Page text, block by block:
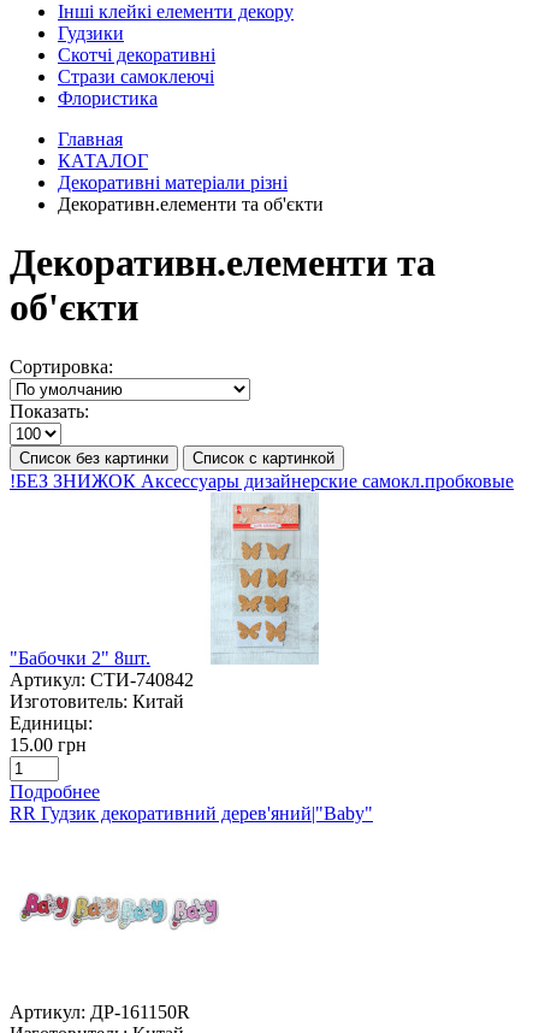
Інші клейкі елементи декору
Гудзики
Скотчі декоративні
Стрази самоклеючі
Флористика
Главная
КАТАЛОГ
Декоративні матеріали різні
Декоративн.елементи та об'єкти
Декоративн.елементи та
об'єкти
Сортировка:
Показать:
Список без картинки Список с картинкой
!БЕЗ ЗНИЖОК Аксессуары дизайнерские самокл.пробковые
"Бабочки 2" 8шт.
Артикул: СТИ-740842
Изготовитель: Китай
Единицы:
15.00 грн
Подробнее
RR Гудзик декоративний дерев'яний|"Baby"
Артикул: ДР-161150R